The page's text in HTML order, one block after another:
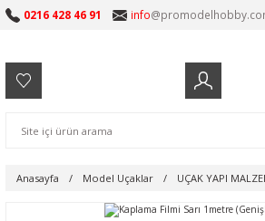
0216 428 46 91 info
Anasayfa Model Uçaklar UÇAK YAPI